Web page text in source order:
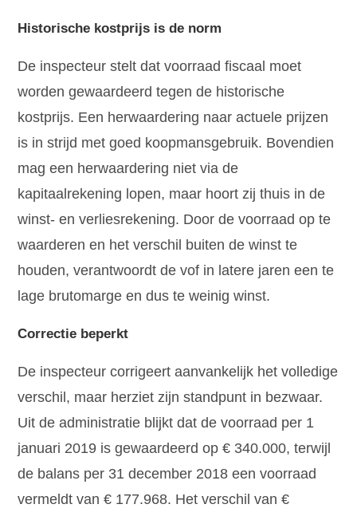
Historische kostprijs is de norm
De inspecteur stelt dat voorraad fiscaal moet
worden gewaardeerd tegen de historische
kostprijs. Een herwaardering naar actuele prijzen
is in strijd met goed koopmansgebruik. Bovendien
mag een herwaardering niet via de
kapitaalrekening lopen, maar hoort zij thuis in de
winst- en verliesrekening. Door de voorraad op te
waarderen en het verschil buiten de winst te
houden, verantwoordt de vof in latere jaren een te
lage brutomarge en dus te weinig winst.
Correctie beperkt
De inspecteur corrigeert aanvankelijk het volledige
verschil, maar herziet zijn standpunt in bezwaar.
Uit de administratie blijkt dat de voorraad per 1
januari 2019 is gewaardeerd op € 340.000, terwijl
de balans per 31 december 2018 een voorraad
vermeldt van € 177.968. Het verschil van €